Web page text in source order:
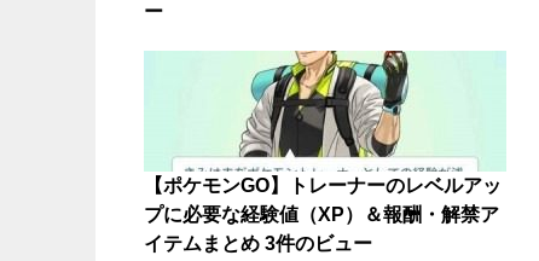
ー
【ポケモンGO】トレーナーのレベルアッ
プに必要な経験値（XP）＆報酬・解禁ア
イテムまとめ 3件のビュー